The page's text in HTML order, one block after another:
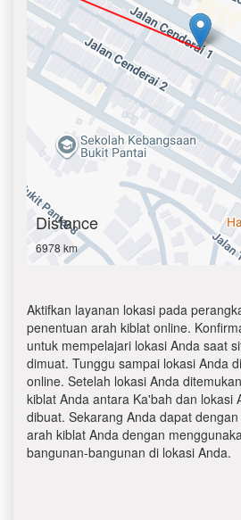
Distance
6978 km
Aktifkan layanan lokasi pada
penentuan arah kiblat online.
untuk mempelajari lokasi Anda saat
dimuat. Tunggu sampai lokasi Anda
online. Setelah lokasi Anda
kiblat Anda antara Ka'bah dan lokasi
dibuat. Sekarang Anda dapat
arah kiblat Anda dengan
bangunan-bangunan di lokasi Anda.